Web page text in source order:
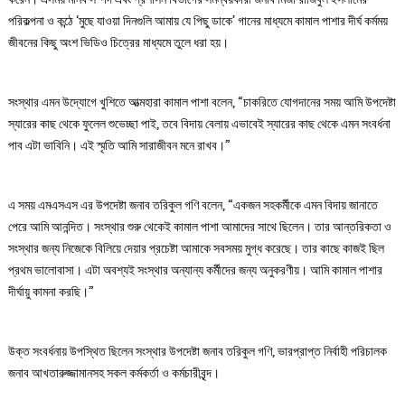
পরিকল্পনা ও কন্ঠে ‘মুছে যাওয়া দিনগুলি আমায় যে পিছু ডাকে’ গানের মাধ্যমে কামাল পাশার দীর্ঘ কর্মময়
জীবনের কিছু অংশ ভিডিও চিত্রের মাধ্যমে তুলে ধরা হয়।
সংস্থার এমন উদ্যোগে খুশিতে আত্মহারা কামাল পাশা বলেন, “চাকরিতে যোগদানের সময় আমি উপদেষ্টা
স্যারের কাছ থেকে ফুলেল শুভেচ্ছা পাই, তবে বিদায় বেলায় এভাবেই স্যারের কাছ থেকে এমন সংবর্ধনা
পাব এটা ভাবিনি। এই স্মৃতি আমি সারাজীবন মনে রাখব।”
এ সময় এমএসএস এর উপদেষ্টা জনাব তরিকুল গণি বলেন, “একজন সহকর্মীকে এমন বিদায় জানাতে
পেরে আমি আনন্দিত। সংস্থার শুরু থেকেই কামাল পাশা আমাদের সাথে ছিলেন। তার আন্তরিকতা ও
সংস্থার জন্য নিজেকে বিলিয়ে দেয়ার প্রচেষ্টা আমাকে সবসময় মুগ্ধ করেছে। তার কাছে কাজই ছিল
প্রথম ভালোবাসা। এটা অবশ্যই সংস্থার অন্যান্য কর্মীদের জন্য অনুকরণীয়। আমি কামাল পাশার
দীর্ঘায়ু কামনা করছি।”
উক্ত সংবর্ধনায় উপস্থিত ছিলেন সংস্থার উপদেষ্টা জনাব তরিকুল গণি, ভারপ্রাপ্ত নির্বাহী পরিচালক
জনাব আখতারুজ্জামানসহ সকল কর্মকর্তা ও কর্মচারীবৃন্দ।